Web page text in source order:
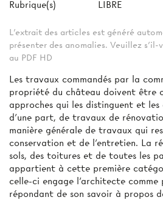
Rubrique(s) LIBRE
L'extrait des articles est généré
présenter des anomalies. Veuillez
au PDF HD
Les travaux commandés par la
propriété du château doivent être
approches qui les distinguent et
d'une part, de travaux de
manière générale de travaux qui
conservation et de l'entretien. La
sols, des toitures et de toutes les
appartient à cette première
celle-ci engage l'architecte comme
répondant de son savoir à propos